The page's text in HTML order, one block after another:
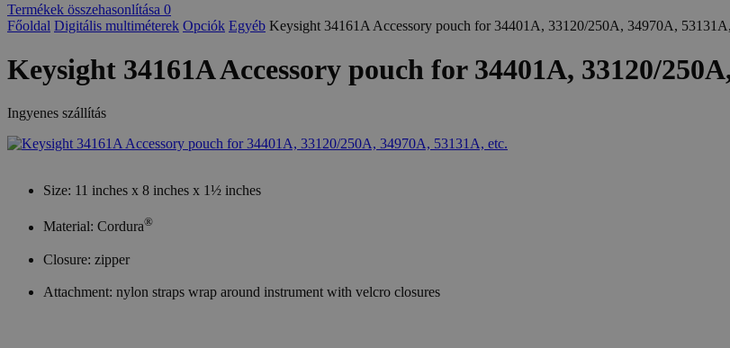
Termékek összehasonlítása 0
Főoldal Digitális multiméterek Opciók Egyéb Keysight 34161A Accessory pouch for 34401A, 33120/250A, 34970A,
Keysight 34161A Accessory pouch for 34401A, 33120/
Ingyenes szállítás
Size: 11 inches x 8 inches x 1½ inches
Material: Cordura®
Closure: zipper
Attachment: nylon straps wrap around instrument with velcro closures